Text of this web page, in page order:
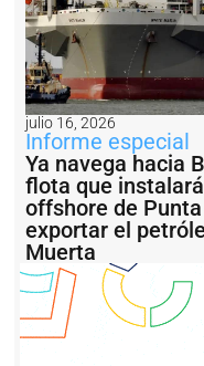
julio 16, 2026
Informe especial
Ya navega hacia
flota que
offshore de
exportar el
Muerta